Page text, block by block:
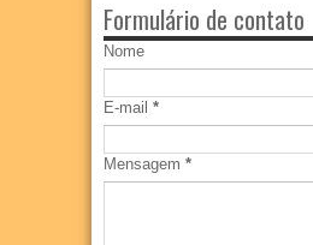
Formulário de contato
Nome
E-mail *
Mensagem *